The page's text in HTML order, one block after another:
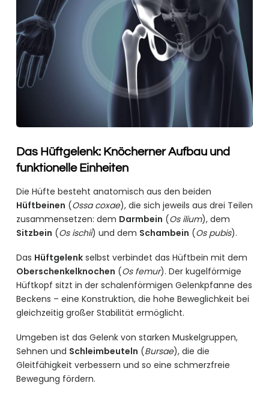
Das Hüftgelenk: Knöcherner Aufbau und
funktionelle Einheiten
Die Hüfte besteht anatomisch aus den beiden
Hüftbeinen (Ossa coxae), die sich jeweils aus drei Teilen
zusammensetzen: dem Darmbein (Os ilium), dem
Sitzbein (Os ischii) und dem Schambein (Os pubis).
Das Hüftgelenkselbst verbindet das Hüftbein mit dem
Oberschenkelknochen (Os femur). Der kugelförmige
Hüftkopf sitzt in der schalenförmigen Gelenkpfanne des
Beckens – eine Konstruktion, die hohe Beweglichkeit bei
gleichzeitig großer Stabilität ermöglicht.
Umgeben ist das Gelenk von starken Muskelgruppen,
Sehnen und Schleimbeuteln (Bursae), die die
Gleitfähigkeit verbessern und so eine schmerzfreie
Bewegung fördern.